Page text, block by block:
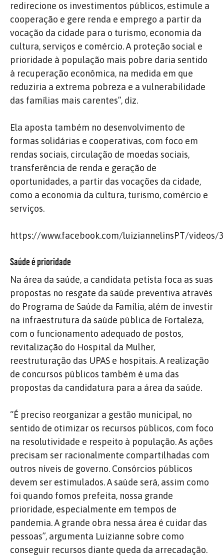
redirecione os investimentos públicos, estimule a
cooperação e gere renda e emprego a partir da
vocação da cidade para o turismo, economia da
cultura, serviços e comércio. A proteção social e
prioridade à população mais pobre daria sentido
à recuperação econômica, na medida em que
reduziria a extrema pobreza e a vulnerabilidade
das famílias mais carentes”, diz.
Ela aposta também no desenvolvimento de
formas solidárias e cooperativas, com foco em
rendas sociais, circulação de moedas sociais,
transferência de renda e geração de
oportunidades, a partir das vocações da cidade,
como a economia da cultura, turismo, comércio e
serviços.
https://www.facebook.com/luiziannelinsPT/videos/
Saúde é prioridade
Na área da saúde, a candidata petista foca as suas
propostas no resgate da saúde preventiva através
do Programa de Saúde da Família, além de investir
na infraestrutura da saúde pública de Fortaleza,
com o funcionamento adequado de postos,
revitalização do Hospital da Mulher,
reestruturação das UPAS e hospitais. A realização
de concursos públicos também é uma das
propostas da candidatura para a área da saúde.
“É preciso reorganizar a gestão municipal, no
sentido de otimizar os recursos públicos, com foco
na resolutividade e respeito à população. As ações
precisam ser racionalmente compartilhadas com
outros níveis de governo. Consórcios públicos
devem ser estimulados. A saúde será, assim como
foi quando fomos prefeita, nossa grande
prioridade, especialmente em tempos de
pandemia. A grande obra nessa área é cuidar das
pessoas”, argumenta Luizianne sobre como
conseguir recursos diante queda da arrecadação.